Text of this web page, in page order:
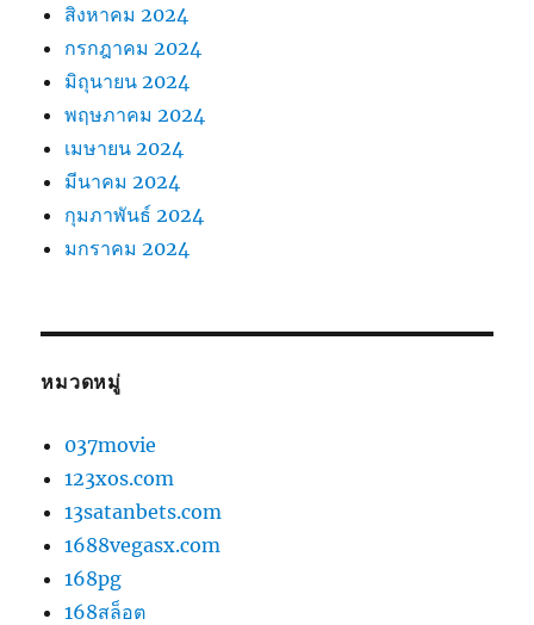
สิงหาคม 2024
กรกฎาคม 2024
มิถุนายน 2024
พฤษภาคม 2024
เมษายน 2024
มีนาคม 2024
กุมภาพันธ์ 2024
มกราคม 2024
หมวดหมู่
037movie
123xos.com
13satanbets.com
1688vegasx.com
168pg
168สล็อต